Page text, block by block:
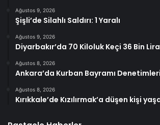
Ağustos 9, 2026
Şişli’de Silahlı Saldırı: 1 Yaralı
Ağustos 9, 2026
Diyarbakır’da 70 Kiloluk Keçi 36 Bin
Ağustos 8, 2026
Ankara’da Kurban Bayramı Denetimleri
Ağustos 8, 2026
Kırıkkale’de Kızılırmak’a düşen kişi